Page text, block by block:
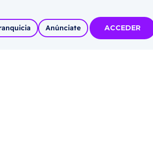
Anúnciate ACCEDER